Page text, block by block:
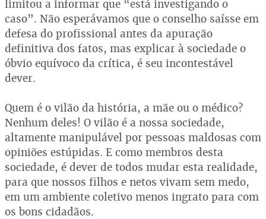
limitou a informar que “está investigando o
caso”. Não esperávamos que o conselho saísse em
defesa do profissional antes da apuração
definitiva dos fatos, mas explicar à sociedade o
óbvio equívoco da crítica, é seu incontestável
dever.
Quem é o vilão da história, a mãe ou o médico?
Nenhum deles! O vilão é a nossa sociedade,
altamente manipulável por pessoas maldosas com
opiniões estúpidas. E como membros desta
sociedade, é dever de todos mudar esta realidade,
para que nossos filhos e netos vivam sem medo,
em um ambiente coletivo menos ingrato para com
os bons cidadãos.